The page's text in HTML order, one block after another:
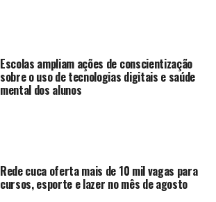
Escolas ampliam ações de conscientização
sobre o uso de tecnologias digitais e saúde
mental dos alunos
Rede cuca oferta mais de 10 mil vagas para
cursos, esporte e lazer no mês de agosto